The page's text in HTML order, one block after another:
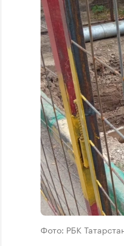
Фото: РБК